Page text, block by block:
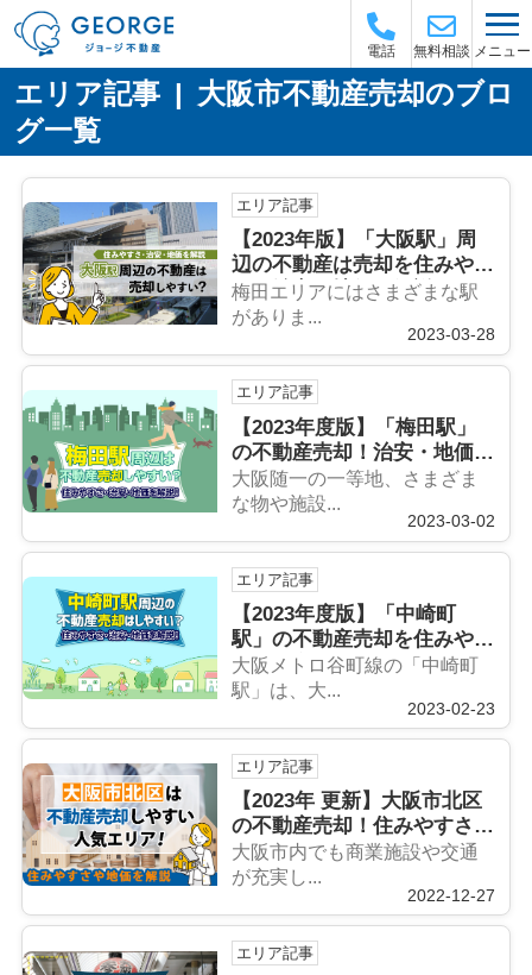
電話 無料相談 メニュー
エリア記事 | 大阪市不動産売却のブロ
グ一覧
エリア記事
【2023年版】「大阪駅」周
辺の不動産は売却を住みやす
さ・治安・地価を解説
梅田エリアにはさまざまな駅
がありま...
2023-03-28
エリア記事
【2023年度版】「梅田駅」
の不動産売却！治安・地価を
解説！
大阪随一の一等地、さまざま
な物や施設...
2023-03-02
エリア記事
【2023年度版】「中崎町
駅」の不動産売却を住みやす
さ・治安・地価から解説！
大阪メトロ谷町線の「中崎町
駅」は、大...
2023-02-23
エリア記事
【2023年 更新】大阪市北区
の不動産売却！住みやすさや
地価を解説
大阪市内でも商業施設や交通
が充実し...
2022-12-27
エリア記事